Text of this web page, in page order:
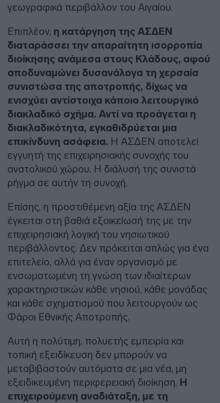
γεωγραφικά περιβάλλον του Αιγαίου.
Επιπλέον, η κατάργηση της ΑΣΔΕΝ
διαταράσσει την απαραίτητη ισορροπία
διοίκησης ανάμεσα στους Κλάδους, αφού
αποδυναμώνει δυσανάλογα τη χερσαία
συνιστώσα της αποτροπής, δίχως να
ενισχύει αντίστοιχα κάποιο λειτουργικό
διακλαδικό σχήμα. Αντί να προάγεται η
διακλαδικότητα, εγκαθιδρύεται μια
επικίνδυνη ασάφεια. Η ΑΣΔΕΝ αποτελεί
εγγυητή της επιχειρησιακής συνοχής του
ανατολικού χώρου. Η διάλυσή της συνιστά
ρήγμα σε αυτήν τη συνοχή.
Επίσης, η προστιθέμενη αξία της ΑΣΔΕΝ
έγκειται στη βαθιά εξοικείωσή της με την
επιχειρησιακή λογική του νησιωτικού
περιβάλλοντος. Δεν πρόκειται απλώς για ένα
επιτελείο, αλλά για έναν οργανισμό με
ενσωματωμένη τη γνώση των ιδιαίτερων
χαρακτηριστικών κάθε νησιού, κάθε μονάδας
και κάθε σχηματισμού που λειτουργούν ως
Φάροι Εθνικής Αποτροπής.
Αυτή η πολύτιμη, πολυετής εμπειρία και
τοπική εξειδίκευση δεν μπορούν να
μεταβιβαστούν αυτόματα σε μια νέα, μη
εξειδικευμένη περιφερειακή διοίκηση. Η
επιχειρούμενη αναδιάταξη, με τη